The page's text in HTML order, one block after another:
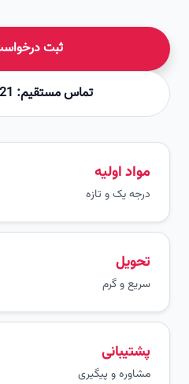
ثبت درخواست سریع
تماس مستقیم: 021-36412600
مواد اولیه
درجه یک و تازه
سریع و گرم
پشتیبانی
مشاوره و پیگیری